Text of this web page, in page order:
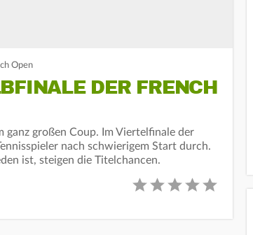
Open
DER FRENCH
ganz großen Coup. Im Viertelfinale der
nach schwierigem Start durch.
ist, steigen die Titelchancen.